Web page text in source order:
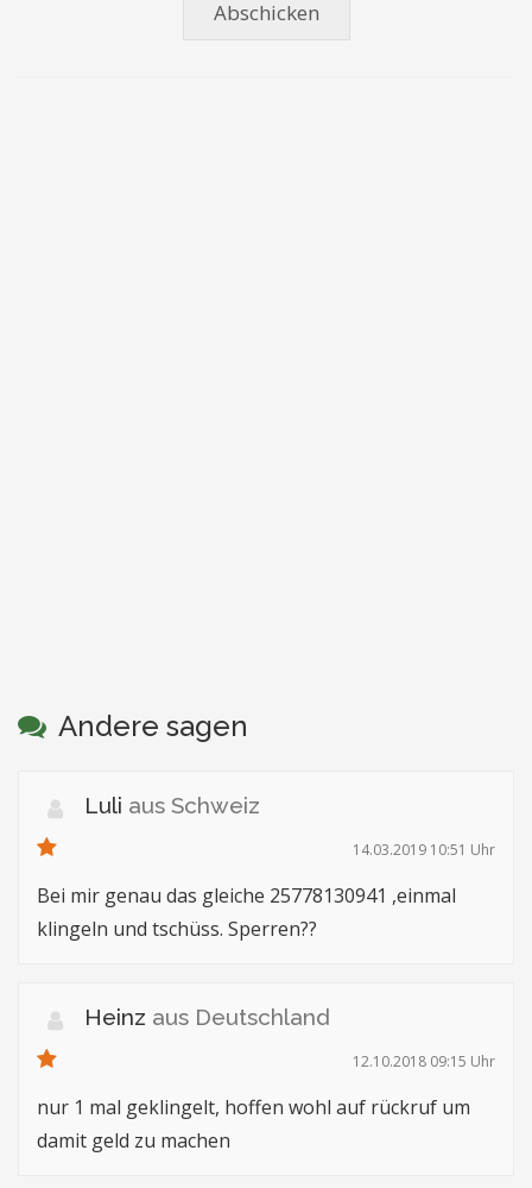
Andere sagen
Luli aus Schweiz
14.03.2019 10:51 Uhr
Bei mir genau das gleiche 25778130941 ,einmal
klingeln und tschüss. Sperren??
Heinz aus Deutschland
12.10.2018 09:15 Uhr
nur 1 mal geklingelt, hoffen wohl auf rückruf um
damit geld zu machen